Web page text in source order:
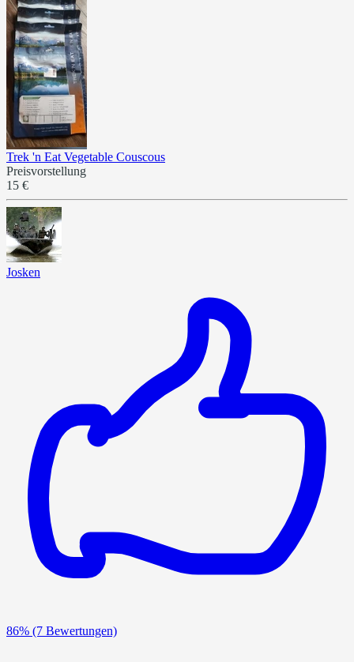
Trek 'n Eat Vegetable Couscous
Preisvorstellung
15 €
Josken
86% (7 Bewertungen)